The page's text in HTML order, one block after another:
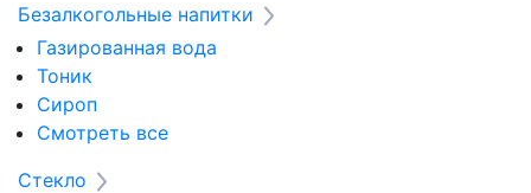
Безалкогольные напитки
Газированная вода
Тоник
Сироп
Смотреть все
Стекло